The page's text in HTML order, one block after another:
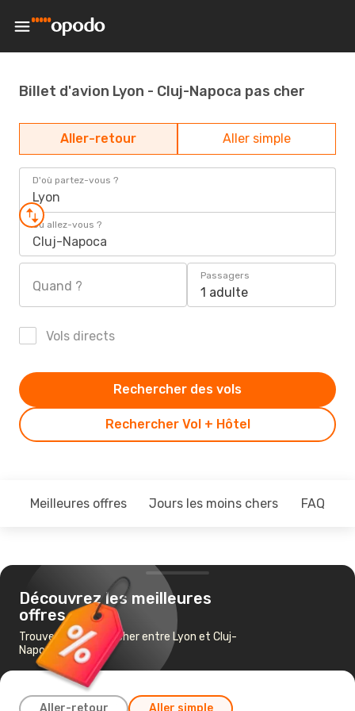
Billet d'avion Lyon - Cluj-Napoca pas cher
Aller-retour Aller simple
D'où partez-vous ?
Lyon
Où allez-vous ?
Cluj-Napoca
Quand ?
Passagers
1 adulte
Vols directs
Rechercher Vol + Hôtel
Rechercher des vols
Meilleures offres Jours les moins chers FAQ
Découvrez les meilleures
offres
Trouvez un vol pas cher entre Lyon et Cluj-
Napoca
Aller-retour Aller simple